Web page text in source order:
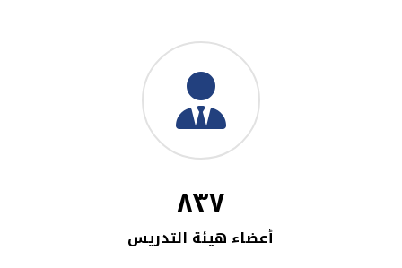
٨٣٧
أعضاء هيئة التدريس